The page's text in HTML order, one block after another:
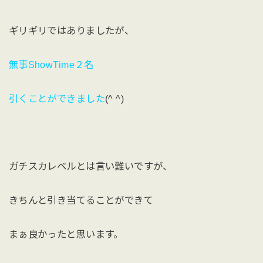
ギリギリではありましたが、
無事ShowTime２名
引くことができました(^ ^)
ガチスカレベルとは言い難いですが、
きちんと引き当てることができて
まぁ良かったと思います。